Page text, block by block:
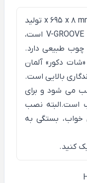
لمینت هرینگبون در ابعاد 138.5 x 695 x 8 mm تولید
می‌شود. این کفپوش دارای شیار V-GROOVE است،
چوب طبیعی دارد.
دکور» آلمان
بالایی است.
می شود و برای
است.البته نصب
خواب، بستگی به
کنید.